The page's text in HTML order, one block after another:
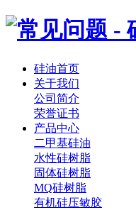
硅油首页
关于我们
公司简介
荣誉证书
产品中心
二甲基硅油
水性硅树脂
固体硅树脂
MQ硅树脂
有机硅压敏胶